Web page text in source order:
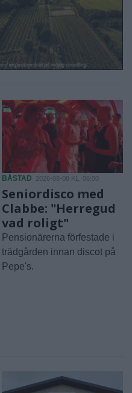
BÅSTAD 2026-08-08 KL. 06:00
Seniordisco med
Clabbe: "Herregud
vad roligt"
Pensionärerna förfestade i
trädgården innan discot på
Pepe's.